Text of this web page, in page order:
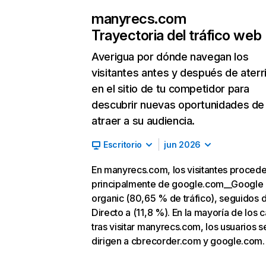
manyrecs.com
Trayectoria del tráfico web
Averigua por dónde navegan los
visitantes antes y después de
en el sitio de tu competidor para
descubrir nuevas oportunidades de
atraer a su audiencia.
Escritorio jun 2026
En manyrecs.com, los visitantes
principalmente de google.com__Google
organic (80,65 % de tráfico), seguidos
Directo a (11,8 %). En la mayoría de los
tras visitar manyrecs.com, los usuarios
dirigen a cbrecorder.com y google.com.